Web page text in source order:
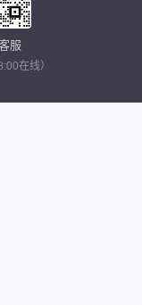
服
在线）